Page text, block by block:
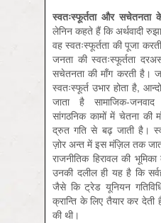
स्वतःस्फूर्तता औरसचेतनता
लेनिन कहते हैं कि अर्थवादी
वह स्वतःस्फूर्तता की पूजा
जनता की स्वतःस्फूर्तता
सचेतनता की माँग करती है।
स्वतःस्फूर्त उभार होता है,
जाता है सामाजिक-जनवाद
सांगठनिक कामों में चेतना की
द्रुत गति से बढ़ जाती है।
ज़ोर अन्त में इस मंज़िल तक
राजनीतिक हिरावल की
उनकी दलील ही यह है कि
जैसे कि ट्रेड यूनियन
क्रान्ति के लिए तैयार कर
की थी।